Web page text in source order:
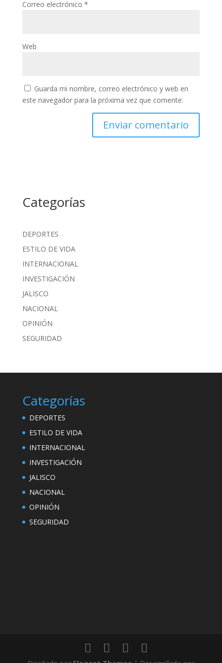
Correo electrónico *
Web
Guarda mi nombre, correo electrónico y web en
este navegador para la próxima vez que comente.
Categorías
DEPORTES
ESTILO DE VIDA
INTERNACIONAL
INVESTIGACIÓN
JALISCO
NACIONAL
OPINIÓN
SEGURIDAD
Categorías
DEPORTES
ESTILO DE VIDA
INTERNACIONAL
INVESTIGACIÓN
JALISCO
NACIONAL
OPINIÓN
SEGURIDAD